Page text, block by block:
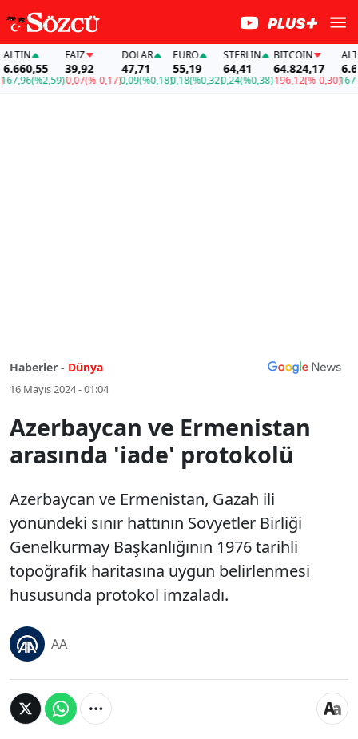
(%2,59)
FAİZ
39,92
-0,07(%-0,17)
DOLAR
47,71
0,09(%0,18)
EURO
55,19
0,18(%0,32)
STERLIN
64,41
0,24(%0,38)
BITCOIN
64.824,17
-196,12(%-0,30)
ALTIN
167,96
Haberler - Dünya
16 Mayıs 2024 - 01:04
Azerbaycan ve Ermenistan
arasında 'iade' protokolü
Azerbaycan ve Ermenistan, Gazah ili
yönündeki sınır hattının Sovyetler Birliği
Genelkurmay Başkanlığının 1976 tarihli
topoğrafik haritasına uygun belirlenmesi
hususunda protokol imzaladı.
AA